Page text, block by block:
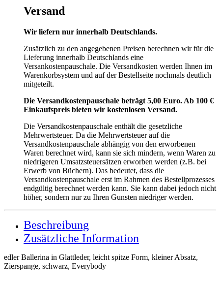
Versand
Wir liefern nur innerhalb Deutschlands.
Zusätzlich zu den angegebenen Preisen berechnen wir für die
Lieferung innerhalb Deutschlands eine
Versankostenpauschale. Die Versandkosten werden Ihnen im
Warenkorbsystem und auf der Bestellseite nochmals deutlich
mitgeteilt.
Die Versandkostenpauschale beträgt 5,00 Euro. Ab 100 €
Einkaufspreis bieten wir kostenlosen Versand.
Die Versandkostenpauschale enthält die gesetzliche
Mehrwertsteuer. Da die Mehrwertsteuer auf die
Versandkostenpauschale abhängig von den erworbenen
Waren berechnet wird, kann sie sich mindern, wenn Waren zu
niedrigeren Umsatzsteuersätzen erworben werden (z.B. bei
Erwerb von Büchern). Das bedeutet, dass die
Versandkostenpauschale erst im Rahmen des Bestellprozesses
endgültig berechnet werden kann. Sie kann dabei jedoch nicht
höher, sondern nur zu Ihren Gunsten niedriger werden.
Beschreibung
Zusätzliche Information
edler Ballerina in Glattleder, leicht spitze Form, kleiner Absatz,
Zierspange, schwarz, Everybody